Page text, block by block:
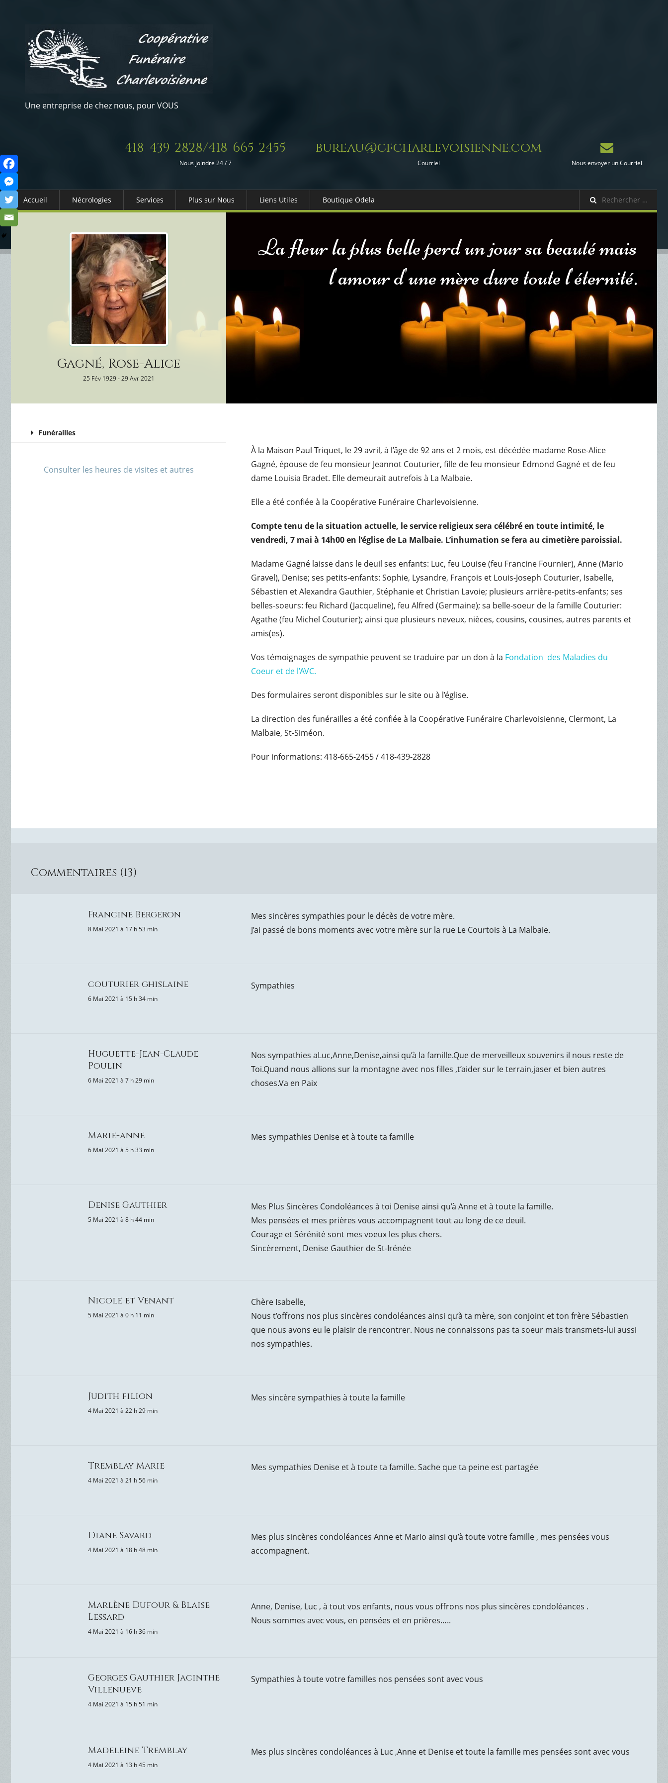
Une entreprise de chez nous, pour VOUS
418-439-2828/418-665-2455
Nous joindre 24 / 7
bureau@cfcharlevoisienne.com
Courriel Nous envoyer un Courriel
Accueil Nécrologies Services
Columbarium
Services Funéraires
Plus sur Nous Liens Utiles
Services Gouv. et Autres
Boutique Odela
Gagné, Rose-Alice
25 Fév 1929 - 29 Avr 2021
La fleur la plus belle perd un jour sa beauté mais
l'amour d'une mère dure toute l'éternité.
Funérailles
Consulter les heures de visites et autres
À la Maison Paul Triquet, le 29 avril, à l’âge de 92 ans et 2 mois, est décédée madame Rose-Alice
Gagné, épouse de feu monsieur Jeannot Couturier, fille de feu monsieur Edmond Gagné et de feu
dame Louisia Bradet. Elle demeurait autrefois à La Malbaie.
Elle a été confiée à la Coopérative Funéraire Charlevoisienne.
Compte tenu de la situation actuelle, le service religieux sera célébré en toute intimité, le
vendredi, 7 mai à 14h00 en l’église de La Malbaie. L’inhumation se fera au cimetière paroissial.
Madame Gagné laisse dans le deuil ses enfants: Luc, feu Louise (feu Francine Fournier), Anne (Mario
Gravel), Denise; ses petits-enfants: Sophie, Lysandre, François et Louis-Joseph Couturier, Isabelle,
Sébastien et Alexandra Gauthier, Stéphanie et Christian Lavoie; plusieurs arrière-petits-enfants; ses
belles-soeurs: feu Richard (Jacqueline), feu Alfred (Germaine); sa belle-soeur de la famille Couturier:
Agathe (feu Michel Couturier); ainsi que plusieurs neveux, nièces, cousins, cousines, autres parents et
amis(es).
Vos témoignages de sympathie peuvent se traduire par un don à la Fondation des Maladies du
Coeur et de l’AVC.
Des formulaires seront disponibles sur le site ou à l’église.
La direction des funérailles a été confiée à la Coopérative Funéraire Charlevoisienne, Clermont, La
Malbaie, St-Siméon.
Pour informations: 418-665-2455 / 418-439-2828
Commentaires (13)
Francine Bergeron
8 Mai 2021 à 17 h 53 min
Mes sincères sympathies pour le décès de votre mère.
J’ai passé de bons moments avec votre mère sur la rue Le Courtois à La Malbaie.
couturier ghislaine
6 Mai 2021 à 15 h 34 min
Sympathies
Huguette-Jean-Claude
Poulin
6 Mai 2021 à 7 h 29 min
Nos sympathies aLuc,Anne,Denise,ainsi qu’à la famille.Que de merveilleux souvenirs il nous reste de
Toi.Quand nous allions sur la montagne avec nos filles ,t’aider sur le terrain,jaser et bien autres
choses.Va en Paix
Marie-anne
6 Mai 2021 à 5 h 33 min
Mes sympathies Denise et à toute ta famille
Denise Gauthier
5 Mai 2021 à 8 h 44 min
Mes Plus Sincères Condoléances à toi Denise ainsi qu’à Anne et à toute la famille.
Mes pensées et mes prières vous accompagnent tout au long de ce deuil.
Courage et Sérénité sont mes voeux les plus chers.
Sincèrement, Denise Gauthier de St-Irénée
Nicole et Venant
5 Mai 2021 à 0 h 11 min
Chère Isabelle,
Nous t’offrons nos plus sincères condoléances ainsi qu’à ta mère, son conjoint et ton frère Sébastien
que nous avons eu le plaisir de rencontrer. Nous ne connaissons pas ta soeur mais transmets-lui aussi
nos sympathies.
Judith filion
4 Mai 2021 à 22 h 29 min
Mes sincère sympathies à toute la famille
Tremblay Marie
4 Mai 2021 à 21 h 56 min
Mes sympathies Denise et à toute ta famille. Sache que ta peine est partagée
Diane Savard
4 Mai 2021 à 18 h 48 min
Mes plus sincères condoléances Anne et Mario ainsi qu’à toute votre famille , mes pensées vous
accompagnent.
Marlène Dufour & Blaise
Lessard
4 Mai 2021 à 16 h 36 min
Anne, Denise, Luc , à tout vos enfants, nous vous offrons nos plus sincères condoléances .
Nous sommes avec vous, en pensées et en prières…..
Georges Gauthier Jacinthe
Villenueve
4 Mai 2021 à 15 h 51 min
Sympathies à toute votre familles nos pensées sont avec vous
Madeleine Tremblay
4 Mai 2021 à 13 h 45 min
Mes plus sincères condoléances à Luc ,Anne et Denise et toute la famille mes pensées sont avec vous